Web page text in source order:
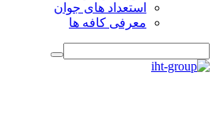
استعداد های جوان
معرفی کافه ها